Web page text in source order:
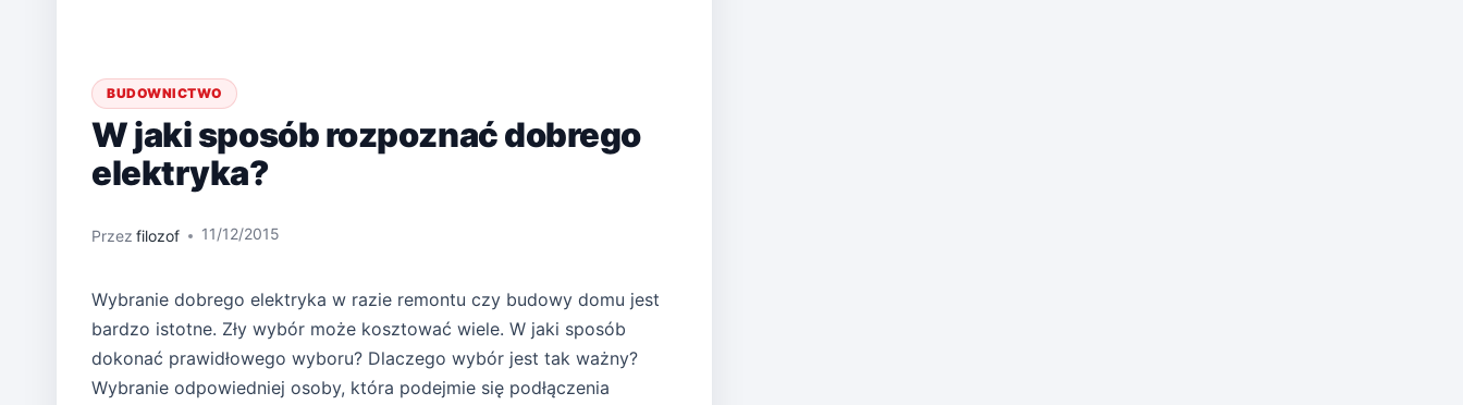
BUDOWNICTWO
W jaki sposób rozpoznać dobrego
elektryka?
Przez filozof 11/12/2015
Wybranie dobrego elektryka w razie remontu czy budowy domu jest
bardzo istotne. Zły wybór może kosztować wiele. W jaki sposób
dokonać prawidłowego wyboru? Dlaczego wybór jest tak ważny?
Wybranie odpowiedniej osoby, która podejmie się podłączenia